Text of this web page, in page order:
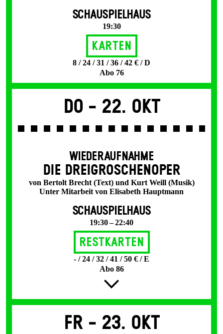
SCHAUSPIELHAUS
19:30
Karten
8 / 24 / 31 / 36 / 42 € / D
Abo 76
Do - 22. Okt
WIEDERAUFNAHME
DIE DREI­GROSCHEN­OPER
von Bertolt Brecht (Text) und Kurt Weill (Musik)
Unter Mitarbeit von Elisabeth Hauptmann
SCHAUSPIELHAUS
19:30 – 22:40
Restkarten
- / 24 / 32 / 41 / 50 € / E
Abo 86
Fr - 23. Okt